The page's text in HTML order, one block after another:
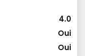
4.0
Oui
Oui